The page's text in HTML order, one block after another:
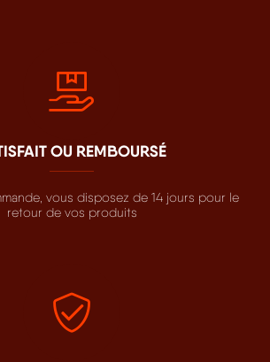
OU REMBOURSÉ
vous disposez de 14 jours pour le
retour de vos produits